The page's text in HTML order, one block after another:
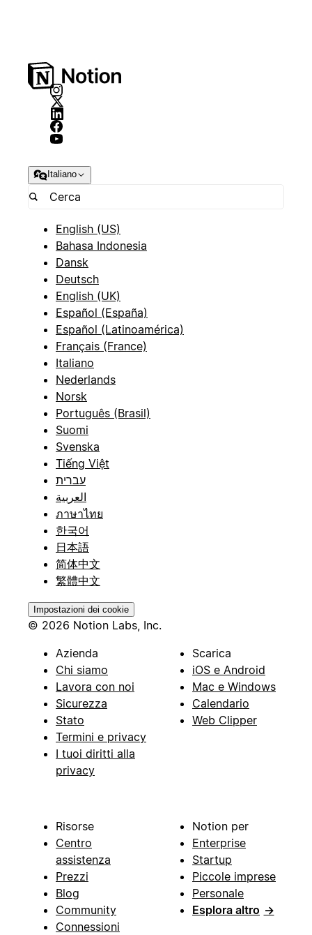
Italiano
English (US)
Bahasa Indonesia
Dansk
Deutsch
English (UK)
Español (España)
Español (Latinoamérica)
Français (France)
Italiano
Nederlands
Norsk
Português (Brasil)
Suomi
Svenska
Tiếng Việt
עברית
العربية
ภาษาไทย
한국어
日本語
简体中文
繁體中文
Impostazioni dei cookie
© 2026 Notion Labs, Inc.
Azienda
Chi siamo
Lavora con noi
Sicurezza
Stato
Termini e privacy
I tuoi diritti alla
privacy
Scarica
iOS e Android
Mac e Windows
Calendario
Web Clipper
Risorse
Centro
assistenza
Prezzi
Blog
Community
Connessioni
Notion per
Enterprise
Startup
Piccole imprese
Personale
Esplora altro →